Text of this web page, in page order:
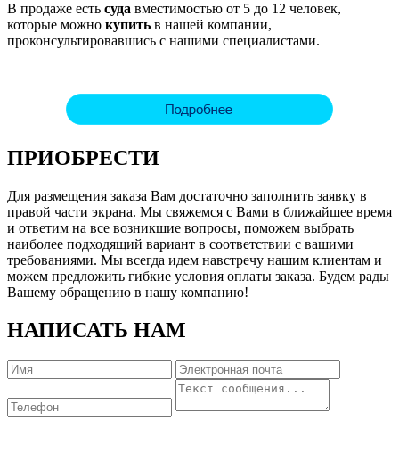
В продаже есть суда вместимостью от 5 до 12 человек,
которые можно купить в нашей компании,
проконсультировавшись с нашими специалистами.
ПРИОБРЕСТИ
Для размещения заказа Вам достаточно заполнить заявку в
правой части экрана. Мы свяжемся с Вами в ближайшее время
и ответим на все возникшие вопросы, поможем выбрать
наиболее подходящий вариант в соответствии с вашими
требованиями. Мы всегда идем навстречу нашим клиентам и
можем предложить гибкие условия оплаты заказа. Будем рады
Вашему обращению в нашу компанию!
НАПИСАТЬ НАМ